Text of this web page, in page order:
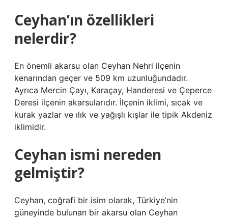
Ceyhan’ın özellikleri
nelerdir?
En önemli akarsu olan Ceyhan Nehri ilçenin
kenarından geçer ve 509 km uzunluğundadır.
Ayrıca Mercin Çayı, Karaçay, Handeresi ve Çeperce
Deresi ilçenin akarsularıdır. İlçenin iklimi, sıcak ve
kurak yazlar ve ılık ve yağışlı kışlar ile tipik Akdeniz
iklimidir.
Ceyhan ismi nereden
gelmiştir?
Ceyhan, coğrafi bir isim olarak, Türkiye’nin
güneyinde bulunan bir akarsu olan Ceyhan